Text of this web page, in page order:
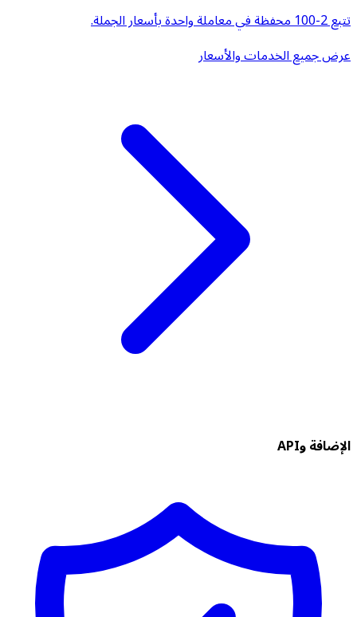
تتبع 2-100 محفظة في معاملة واحدة بأسعار الجملة.
عرض جميع الخدمات والأسعار
الإضافة وAPI